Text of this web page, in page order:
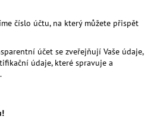
číslo účtu, na který můžete přispět
účet se zveřejňují Vaše údaje,
údaje, které spravuje a